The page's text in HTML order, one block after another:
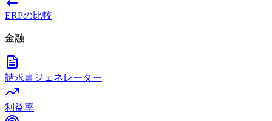
ERPの比較
金融
請求書ジェネレーター
利益率